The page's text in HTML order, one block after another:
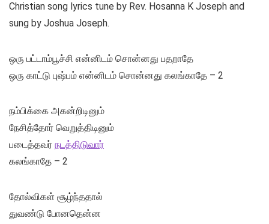
Christian song lyrics tune by Rev. Hosanna K Joseph and
sung by Joshua Joseph.
ஒரு பட்டாம்பூச்சி என்னிடம் சொன்னது பதறாதே
ஒரு காட்டு புஷ்பம் என்னிடம் சொன்னது கலங்காதே – 2
நம்பிக்கை அகன்றிடினும்
நேசித்தோர் வெறுத்திடினும்
படைத்தவர் நடத்திடுவார்
கலங்காதே – 2
தோல்விகள் சூழ்ந்ததால்
துவண்டு போனதென்ன